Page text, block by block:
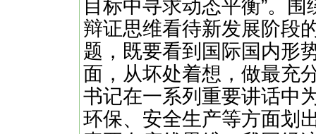
目标中寻求动态平衡”。围
辩证思维看待新发展阶段
题，既要看到国际国内形
面，从坏处着想，做最充
书记在一系列重要讲话中
环保、安全生产等方面划